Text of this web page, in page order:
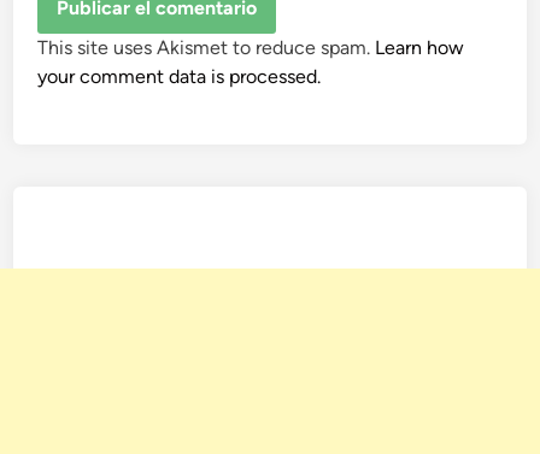
This site uses Akismet to reduce spam. Learn how
your comment data is processed.